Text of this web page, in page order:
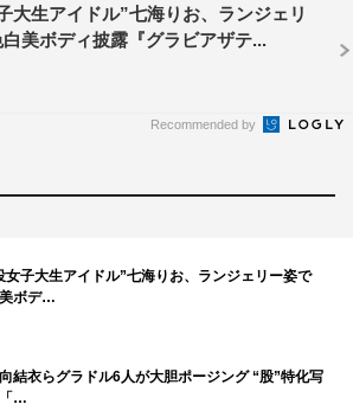
大生アイドル”七海りお、ランジェリ
美ボディ披露『グラビアザテ...
Recommended by
女子大生アイドル”七海りお、ランジェリー姿で
ボデ…
結衣らグラドル6人が大胆ポージング “股”特化写
…